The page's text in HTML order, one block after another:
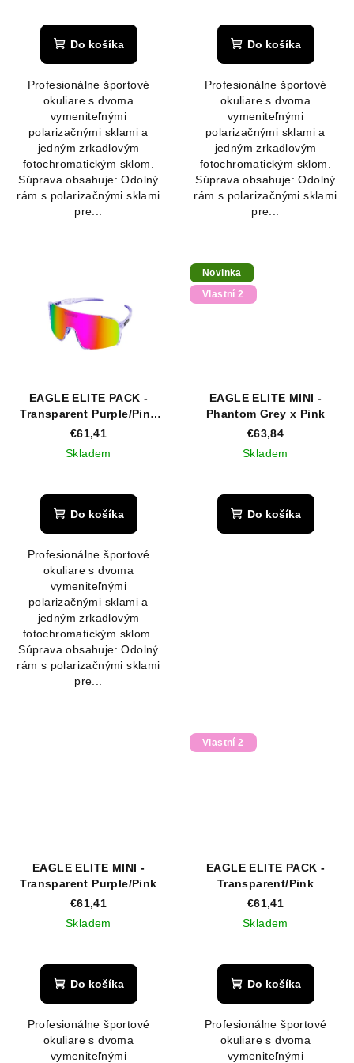
hodnotenie
produktu
z
5
hviezdičiek.
Do košíka
Profesionálne športové
okuliare s dvoma
vymeniteľnými
polarizačnými sklami a
jedným zrkadlovým
fotochromatickým sklom.
Súprava obsahuje: Odolný
rám s polarizačnými sklami
pre...
hodnotenie
produktu
z
5
hviezdičiek.
Do košíka
Profesionálne športové
okuliare s dvoma
vymeniteľnými
polarizačnými sklami a
jedným zrkadlovým
fotochromatickým sklom.
Súprava obsahuje: Odolný
rám s polarizačnými sklami
pre...
EAGLE ELITE PACK -
Transparent Purple/Pink
Transparent Purple/Pink
€61,41
Skladem
hodnotenie
produktu
z
5
hviezdičiek.
Do košíka
Profesionálne športové
okuliare s dvoma
vymeniteľnými
polarizačnými sklami a
jedným zrkadlovým
fotochromatickým sklom.
Súprava obsahuje: Odolný
rám s polarizačnými sklami
pre...
Novinka
Vlastní 2
EAGLE ELITE MINI -
Phantom Grey x Pink
€63,84
Skladem
Do košíka
EAGLE ELITE MINI -
Transparent Purple/Pink
€61,41
Skladem
hodnotenie
produktu
z
5
hviezdičiek.
Do košíka
Profesionálne športové
okuliare s dvoma
vymeniteľnými
Vlastní 2
EAGLE ELITE PACK -
Transparent/Pink
€61,41
Skladem
hodnotenie
produktu
z
5
hviezdičiek.
Do košíka
Profesionálne športové
okuliare s dvoma
vymeniteľnými